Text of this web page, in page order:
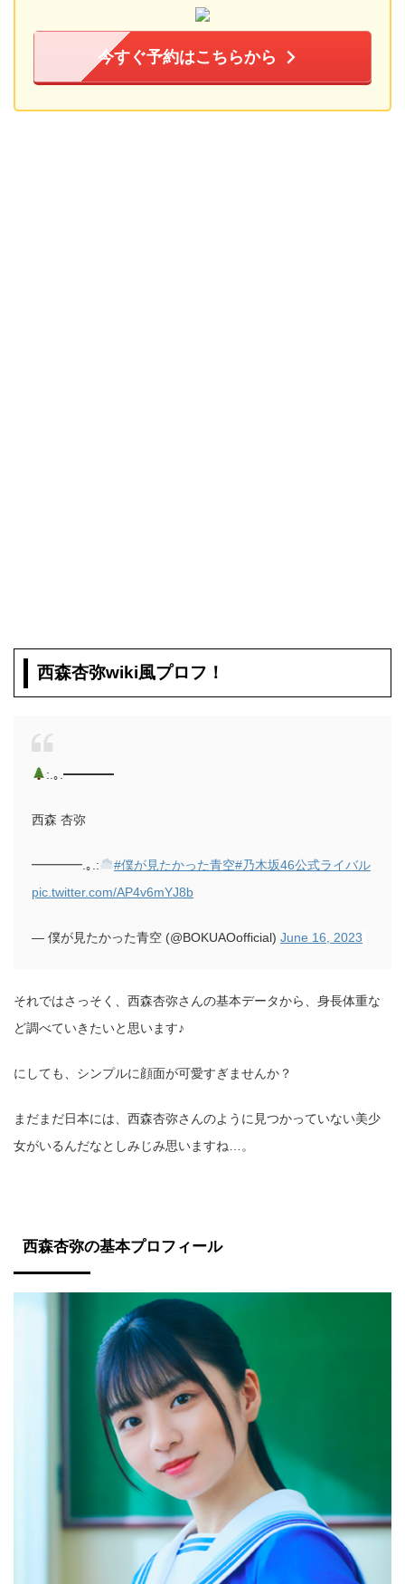
今すぐ予約はこちらから
西森杏弥wiki風プロフ！
:.｡.━━━━
西森 杏弥
━━━━.｡.: #僕が見たかった青空#乃木坂46公式ライバル
pic.twitter.com/AP4v6mYJ8b
— 僕が見たかった青空 (@BOKUAOofficial) June 16, 2023
それではさっそく、西森杏弥さんの基本データから、身長体重な
ど調べていきたいと思います♪
にしても、シンプルに顔面が可愛すぎませんか？
まだまだ日本には、西森杏弥さんのように見つかっていない美少
女がいるんだなとしみじみ思いますね…。
西森杏弥の基本プロフィール